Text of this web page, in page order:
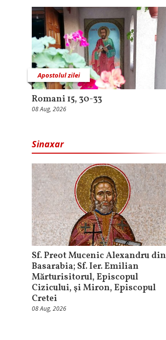
Apostolul zilei
Romani 15, 30-33
08 Aug, 2026
Sinaxar
Sf. Preot Mucenic Alexandru din
Basarabia; Sf. Ier. Emilian
Mărturisitorul, Episcopul
Cizicului, şi Miron, Episcopul
Cretei
08 Aug, 2026